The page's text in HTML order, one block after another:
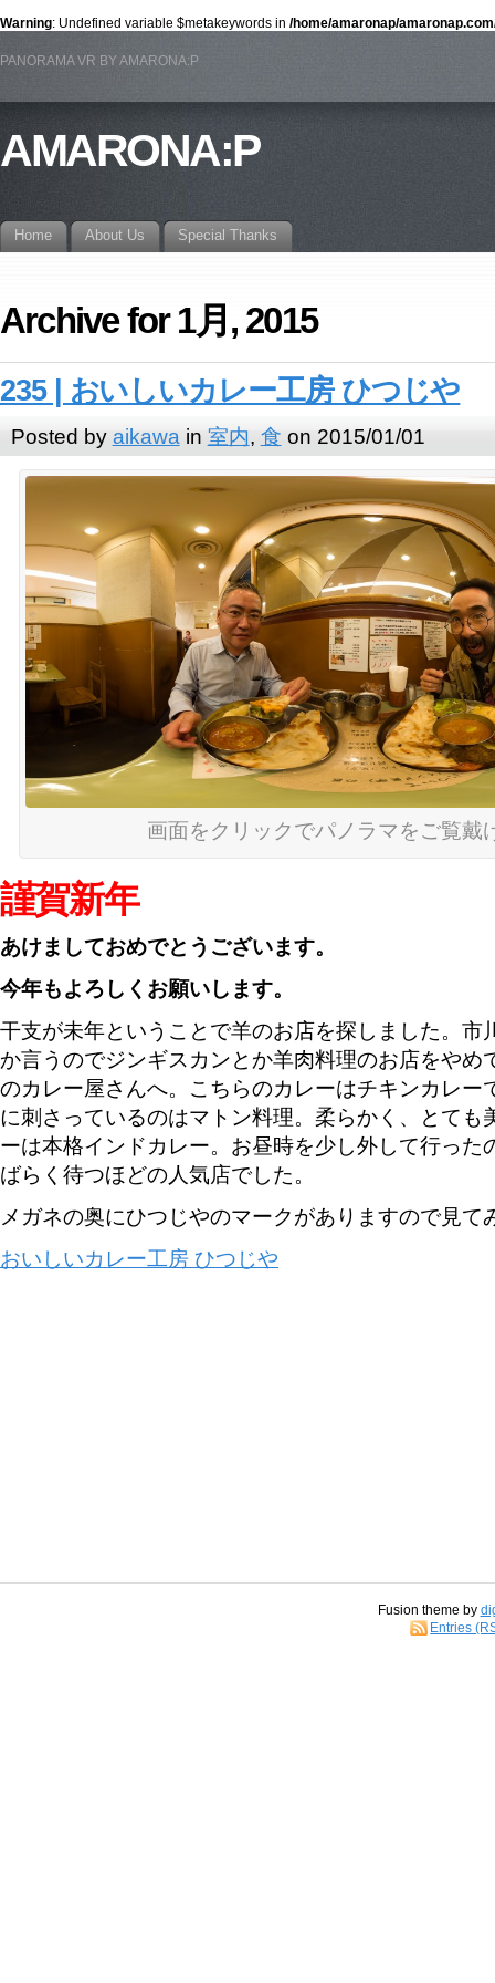
Warning: Undefined variable $metakeywords in /home/amaronap/
PANORAMA VR BY AMARONA:P
AMARONA:P
Home About Us Special Thanks
Archive for 1月, 2015
235 | おいしいカレー工房 ひつじや
Posted by aikawain 室内, 食 on 2015/01/01
画面をクリックでパノラマをご覧戴
謹賀新年
あけましておめでとうございます。
今年もよろしくお願いします。
干支が未年ということで羊のお店を探しました。
か言うのでジンギスカンとか羊肉料理のお店をやめ
のカレー屋さんへ。こちらのカレーはチキンカレー
に刺さっているのはマトン料理。柔らかく、とても
ーは本格インドカレー。お昼時を少し外して行った
ばらく待つほどの人気店でした。
メガネの奥にひつじやのマークがありますので見て
おいしいカレー工房 ひつじや
Fusion theme by
Entries